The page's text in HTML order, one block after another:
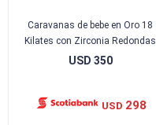
Caravanas de bebe en Oro 18
Kilates con Zirconia Redondas
USD 350
USD 298